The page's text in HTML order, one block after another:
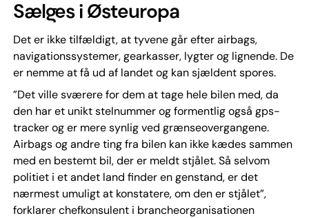
Sælges i Østeuropa
Det er ikke tilfældigt, at tyvene går efter airbags,
navigationssystemer, gearkasser, lygter og lignende. De
er nemme at få ud af landet og kan sjældent spores.
”Det ville sværere for dem at tage hele bilen med, da
den har et unikt stelnummer og formentlig også gps-
tracker og er mere synlig ved grænseovergangene.
Airbags og andre ting fra bilen kan ikke kædes sammen
med en bestemt bil, der er meldt stjålet. Så selvom
politiet i et andet land finder en genstand, er det
nærmest umuligt at konstatere, om den er stjålet”,
forklarer chefkonsulent i brancheorganisationen